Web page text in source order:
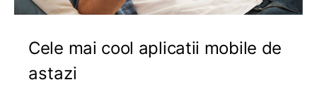
Cele mai cool aplicatii mobile de
astazi